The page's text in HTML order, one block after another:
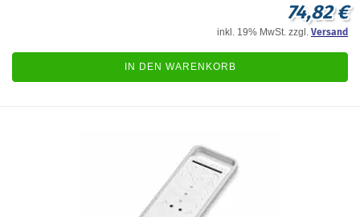
74,82 €
inkl. 19% MwSt. zzgl. Versand
IN DEN WARENKORB